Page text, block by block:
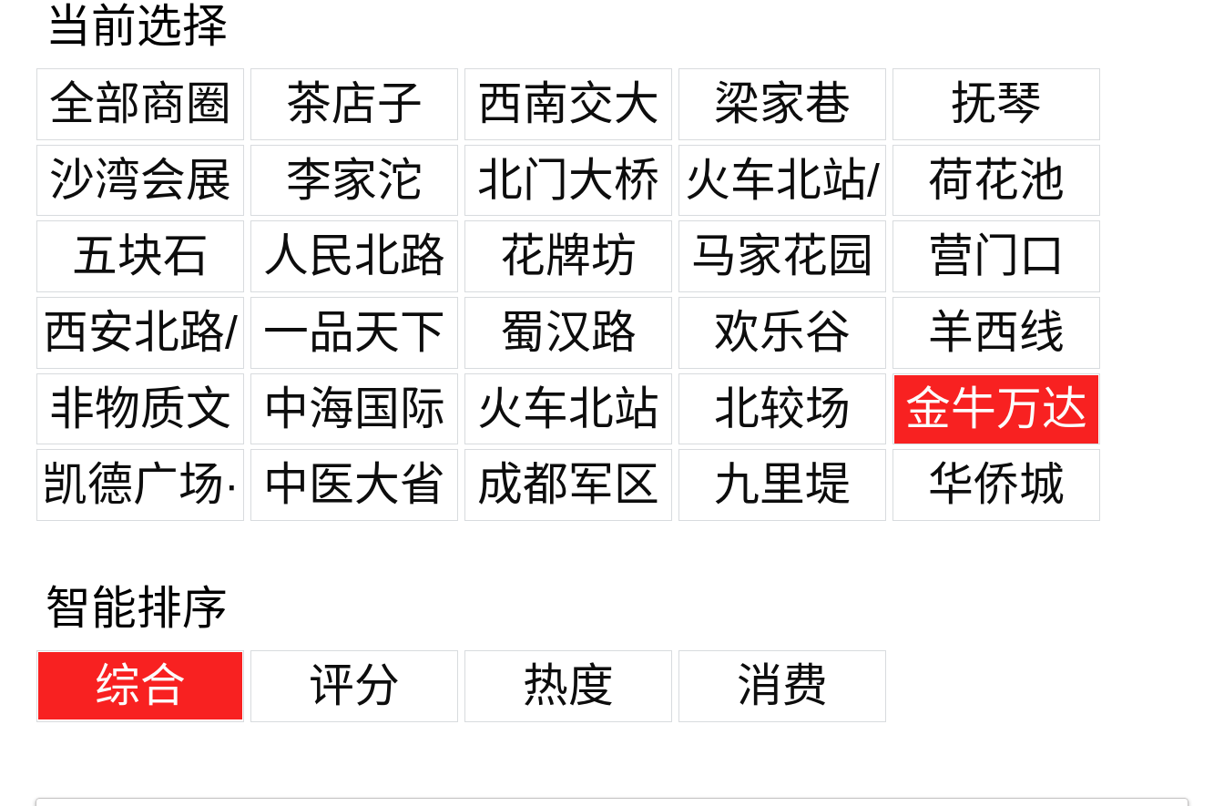
当前选择
全部商圈
茶店子 西南交大 梁家巷
抚琴
沙湾会展
中心
李家沱 北门大桥
火车北站/
高笋塘
荷花池
五块石
人民北路 花牌坊 马家花园
营门口
西安北路/
宽窄巷子
一品天下 蜀汉路 欢乐谷
羊西线
非物质文
化遗产
中海国际 火车北站 北较场
金牛万达
广场
凯德广场·
中医大省
成都军区
九里堤 华侨城
智能排序
综合
评分 热度 消费